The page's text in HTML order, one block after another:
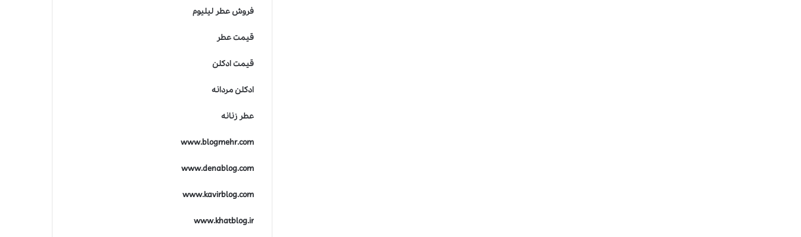
فروش عطر لیلیوم
قیمت عطر
قیمت ادکلن
ادکلن مردانه
عطر زنانه
www.blogmehr.com
www.denablog.com
www.kavirblog.com
www.khatblog.ir